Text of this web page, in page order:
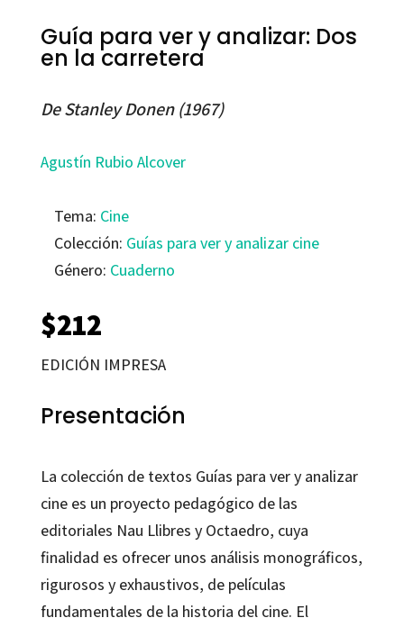
Guía para ver y analizar: Dos
en la carretera
De Stanley Donen (1967)
Agustín Rubio Alcover
Tema: Cine
Colección: Guías para ver y analizar cine
Género: Cuaderno
$212
EDICIÓN IMPRESA
Presentación
La colección de textos Guías para ver y analizar
cine es un proyecto pedagógico de las
editoriales Nau Llibres y Octaedro, cuya
finalidad es ofrecer unos análisis monográficos,
rigurosos y exhaustivos, de películas
fundamentales de la historia del cine. El